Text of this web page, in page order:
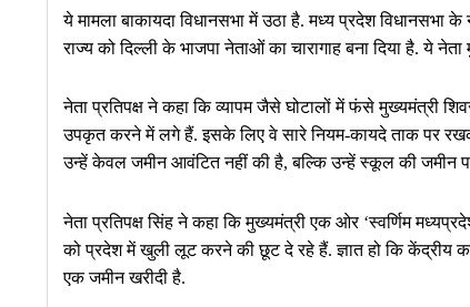
ये मामला बाकायदा विधानसभा में उठा है. मध्य प्रदेश विधानसभा
राज्य को दिल्ली के भाजपा नेताओं का चारागाह बना दिया है. ये
नेता प्रतिपक्ष ने कहा कि व्यापम जैसे घोटालों में फंसे मुख्यमंत्री
उपकृत करने में लगे हैं. इसके लिए वे सारे नियम-कायदे ताक पर
उन्हें केवल जमीन आवंटित नहीं की है, बल्कि उन्हें स्कूल की जमीन
नेता प्रतिपक्ष सिंह ने कहा कि मुख्यमंत्री एक ओर ‘स्वर्णिम
को प्रदेश में खुली लूट करने की छूट दे रहे हैं. ज्ञात हो कि केंद्रीय
एक जमीन खरीदी है.